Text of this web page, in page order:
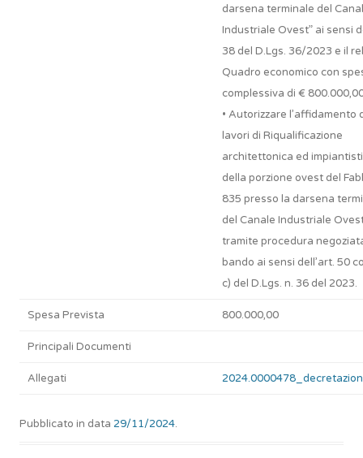
darsena terminale del
Industriale Ovest” ai sensi
38 del D.Lgs. 36/2023 e il
Quadro economico con
complessiva di €
• Autorizzare l’affidamento
lavori di Riqualificazione
architettonica ed
della porzione ovest del
835 presso la darsena
del Canale Industriale
tramite procedura
bando ai sensi dell’art. 50
c) del D.Lgs. n. 36 del 2023.
Spesa Prevista 800.000,00
Principali Documenti
Allegati
Pubblicato in data 29/11/2024.